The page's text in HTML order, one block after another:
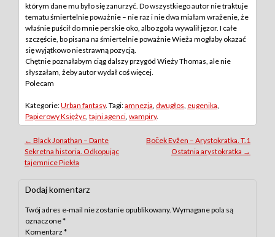
którym dane mu było się zanurzyć. Do wszystkiego autor nie traktuje
tematu śmiertelnie poważnie – nie raz i nie dwa miałam wrażenie, że
właśnie puścił do mnie perskie oko, albo zgoła wywalił jęzor. I całe
szczęście, bo pisana na śmiertelnie poważnie Wieża mogłaby okazać
się wyjątkowo niestrawną pozycją.
Chętnie poznałabym ciąg dalszy przygód Wieży Thomas, ale nie
słyszałam, żeby autor wydał coś więcej.
Polecam
Kategorie:Urban fantasy. Tagi:amnezja dwugłos eugenika
Papierowy Księżyc tajni agenci wampiry.
Post
navigation
← Black Jonathan – Dante
Sekretna historia. Odkopując
tajemnice Piekła
Boček Evžen – Arystokratka. T.1
Ostatnia arystokratka →
Dodaj komentarz
Twój adres e-mail nie zostanie opublikowany. Wymagane pola są
oznaczone*
Komentarz *